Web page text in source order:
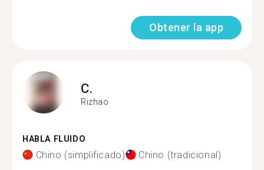
Obtener la app
C.
Rizhao
HABLA FLUIDO
Chino (simplificado) Chino (tradicional)